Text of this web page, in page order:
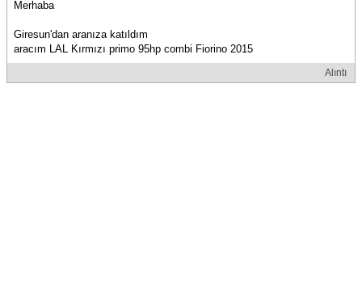
Merhaba
Giresun'dan aranıza katıldım
aracım LAL Kırmızı primo 95hp combi Fiorino 2015
Alıntı